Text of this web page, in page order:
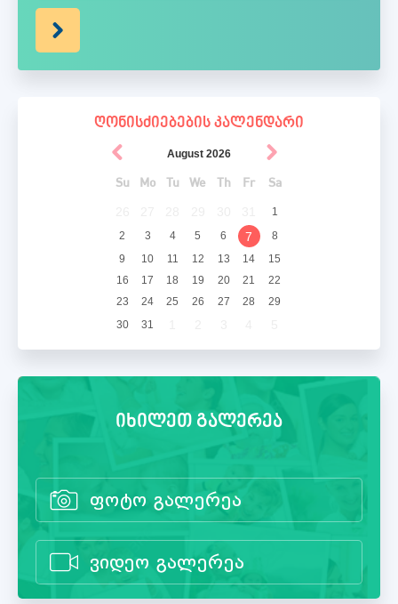
ღონისძიებების კალენდარი
August 2026
Su Mo Tu We Th Fr Sa
1
2
3 4 5 6 7
8
9
10 11 12 13 14
15
16
17 18 19 20 21
22
23
24 25 26 27 28
29
30
31
იხილეთ გალერეა
ფოტო გალერეა
ვიდეო გალერეა